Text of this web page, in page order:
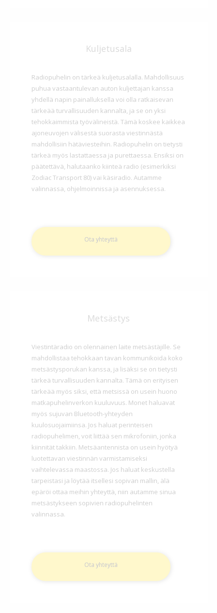
Kuljetusala
Radiopuhelin on tärkeä kuljetusalalla. Mahdollisuus
puhua vastaantulevan auton kuljettajan kanssa
yhdellä napin painalluksella voi olla ratkaisevan
tärkeää turvallisuuden kannalta, ja se on yksi
tehokkaimmista työvälineistä. Tämä koskee kaikkea
ajoneuvojen välisestä suorasta viestinnästä
mahdollisiin hätäviesteihin. Radiopuhelin on tietysti
tärkeä myös lastattaessa ja purettaessa. Ensiksi on
päätettävä, halutaanko kiinteä radio (esimerkiksi
Zodiac Transport 80) vai käsiradio. Autamme
valinnassa, ohjelmoinnissa ja asennuksessa.
Ota yhteyttä
Metsästys
Viestintäradio on olennainen laite metsästäjille. Se
mahdollistaa tehokkaan tavan kommunikoida koko
metsästysporukan kanssa, ja lisäksi se on tietysti
tärkeä turvallisuuden kannalta. Tämä on erityisen
tärkeää myös siksi, että metsissä on usein huono
matkapuhelinverkon kuuluvuus. Monet haluavat
myös sujuvan Bluetooth-yhteyden
kuulosuojaimiinsa. Jos haluat perinteisen
radiopuhelimen, voit liittää sen mikrofoniin, jonka
kiinnität takkiin. Metsäantennista on usein hyötyä
luotettavan viestinnän varmistamiseksi
vaihtelevassa maastossa. Jos haluat keskustella
tarpeistasi ja löytää itsellesi sopivan mallin, älä
epäröi ottaa meihin yhteyttä, niin autamme sinua
metsästykseen sopivien radiopuhelinten
valinnassa.
Ota yhteyttä